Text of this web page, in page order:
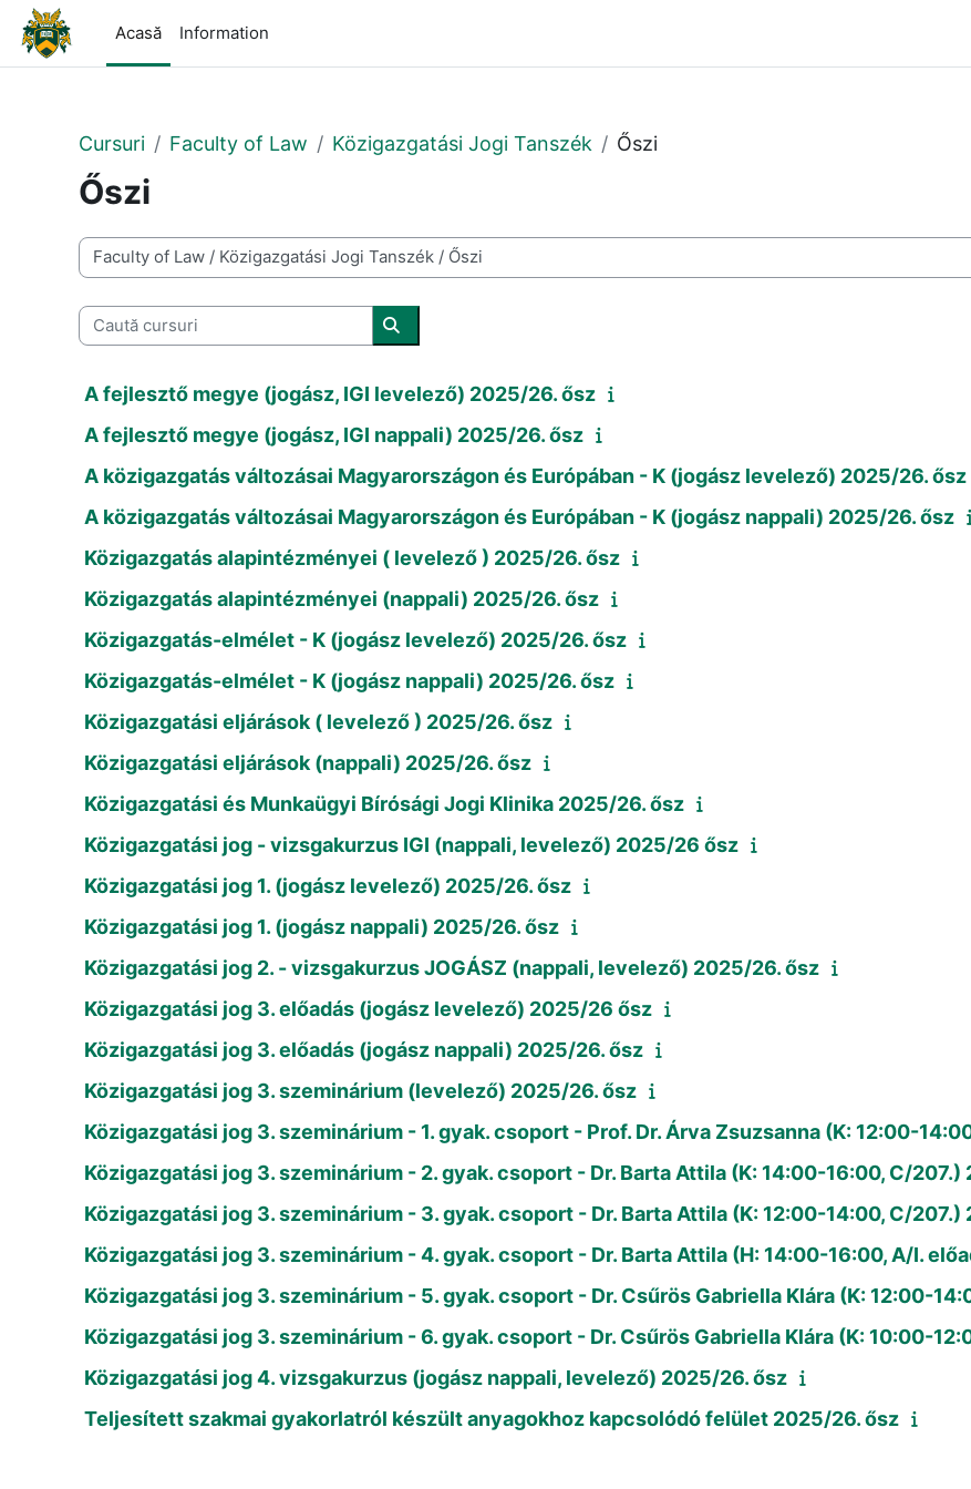
Sari la conţinutul principal
Acasă
Information
Cursuri Faculty of Law Közigazgatási Jogi Tanszék Őszi
Őszi
Categorii curs
Caută cursuri
Caută cursuri
A fejlesztő megye (jogász, IGI levelező) 2025/26. ősz
A fejlesztő megye (jogász, IGI nappali) 2025/26. ősz
A közigazgatás változásai Magyarországon és Európában - K (jogász levelező) 2025/26. ősz
A közigazgatás változásai Magyarországon és Európában - K (jogász nappali) 2025/26. ősz
Közigazgatás alapintézményei ( levelező ) 2025/26. ősz
Közigazgatás alapintézményei (nappali) 2025/26. ősz
Közigazgatás-elmélet - K (jogász levelező) 2025/26. ősz
Közigazgatás-elmélet - K (jogász nappali) 2025/26. ősz
Közigazgatási eljárások ( levelező ) 2025/26. ősz
Közigazgatási eljárások (nappali) 2025/26. ősz
Közigazgatási és Munkaügyi Bírósági Jogi Klinika 2025/26. ősz
Közigazgatási jog - vizsgakurzus IGI (nappali, levelező) 2025/26 ősz
Közigazgatási jog 1. (jogász levelező) 2025/26. ősz
Közigazgatási jog 1. (jogász nappali) 2025/26. ősz
Közigazgatási jog 2. - vizsgakurzus JOGÁSZ (nappali, levelező) 2025/26. ősz
Közigazgatási jog 3. előadás (jogász levelező) 2025/26 ősz
Közigazgatási jog 3. előadás (jogász nappali) 2025/26. ősz
Közigazgatási jog 3. szeminárium (levelező) 2025/26. ősz
Közigazgatási jog 3. szeminárium - 1. gyak. csoport - Prof. Dr. Árva Zsuzsanna (K: 12:00-
Közigazgatási jog 3. szeminárium - 2. gyak. csoport - Dr. Barta Attila (K: 14:00-16:00, C/207.)
Közigazgatási jog 3. szeminárium - 3. gyak. csoport - Dr. Barta Attila (K: 12:00-14:00, C/207.)
Közigazgatási jog 3. szeminárium - 4. gyak. csoport - Dr. Barta Attila (H: 14:00-16:00, A/I.
Közigazgatási jog 3. szeminárium - 5. gyak. csoport - Dr. Csűrös Gabriella Klára (K: 12:00-
Közigazgatási jog 3. szeminárium - 6. gyak. csoport - Dr. Csűrös Gabriella Klára (K: 10:00-
Közigazgatási jog 4. vizsgakurzus (jogász nappali, levelező) 2025/26. ősz
Teljesített szakmai gyakorlatról készült anyagokhoz kapcsolódó felület 2025/26. ősz